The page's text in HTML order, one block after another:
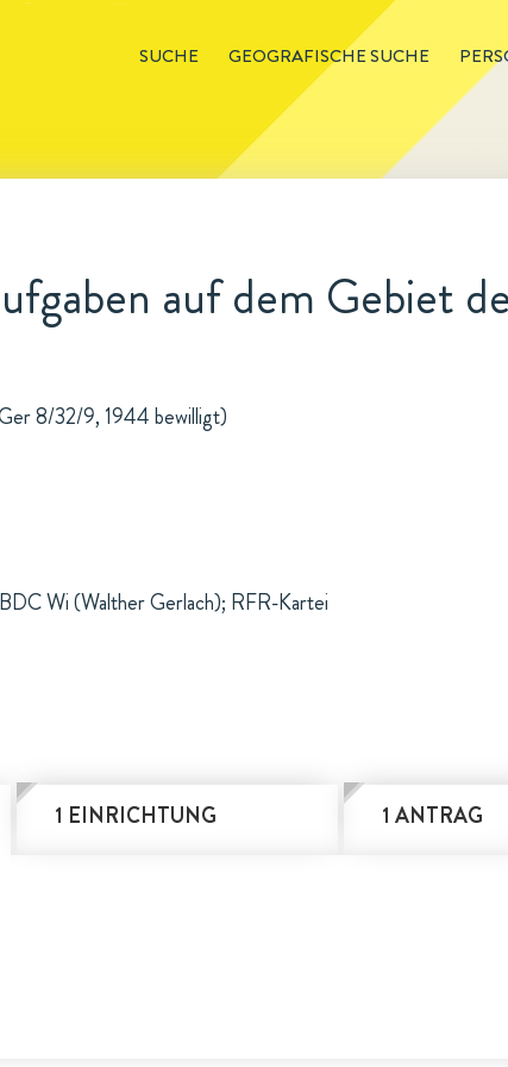
SUCHE GEOGRAFISCHE SUCHE
auf dem Gebiet
8/32/9, 1944 bewilligt)
Wi (Walther Gerlach); RFR-Kartei
1 EINRICHTUNG 1 ANTRAG